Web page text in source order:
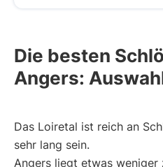
Die besten
Angers:
Das Loiretal ist reich an
sehr lang sein.
Angers liegt etwas